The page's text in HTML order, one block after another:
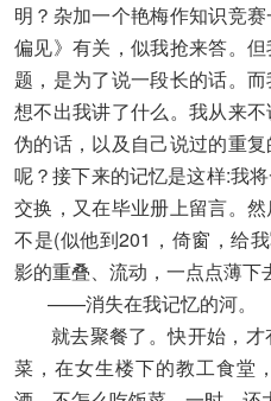
明？杂加一个艳梅作知识竞
偏见》有关，似我抢来答。
题，是为了说一段长的话。
想不出我讲了什么。我从来
伪的话，以及自己说过的重
呢？接下来的记忆是这样:我
交换，又在毕业册上留言。
不是(似他到201，倚窗，给
影的重叠、流动，一点点薄
——消失在我记忆的河。
就去聚餐了。快开始，才
菜，在女生楼下的教工食堂